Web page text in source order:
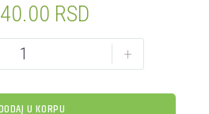
RSD
+
U KORPU